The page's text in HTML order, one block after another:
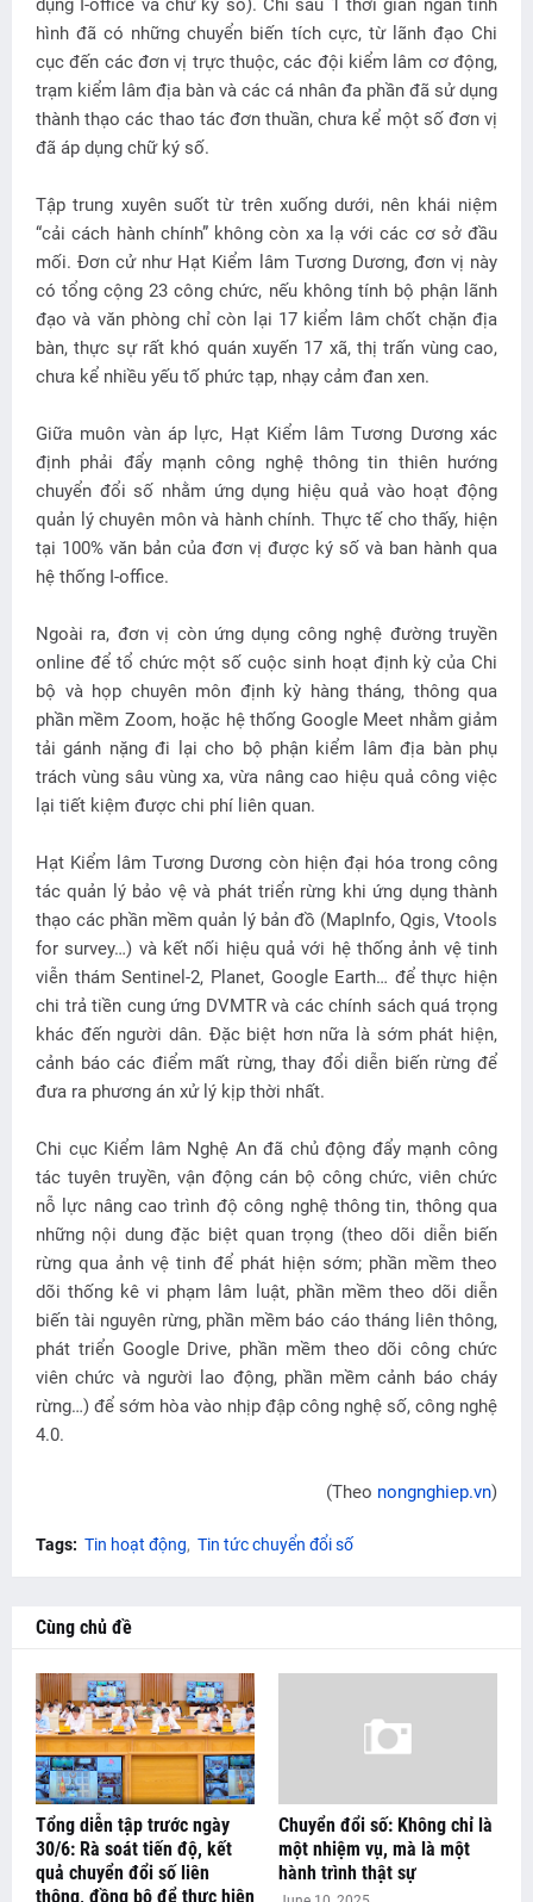
dụng I-office và chữ kỹ số). Chỉ sau 1 thời gian ngắn tình
hình đã có những chuyển biến tích cực, từ lãnh đạo Chi
cục đến các đơn vị trực thuộc, các đội kiểm lâm cơ động,
trạm kiểm lâm địa bàn và các cá nhân đa phần đã sử dụng
thành thạo các thao tác đơn thuần, chưa kể một số đơn vị
đã áp dụng chữ ký số.
Tập trung xuyên suốt từ trên xuống dưới, nên khái niệm
“cải cách hành chính” không còn xa lạ với các cơ sở đầu
mối. Đơn cử như Hạt Kiểm lâm Tương Dương, đơn vị này
có tổng cộng 23 công chức, nếu không tính bộ phận lãnh
đạo và văn phòng chỉ còn lại 17 kiểm lâm chốt chặn địa
bàn, thực sự rất khó quán xuyến 17 xã, thị trấn vùng cao,
chưa kể nhiều yếu tố phức tạp, nhạy cảm đan xen.
Giữa muôn vàn áp lực, Hạt Kiểm lâm Tương Dương xác
định phải đẩy mạnh công nghệ thông tin thiên hướng
chuyển đổi số nhằm ứng dụng hiệu quả vào hoạt động
quản lý chuyên môn và hành chính. Thực tế cho thấy, hiện
tại 100% văn bản của đơn vị được ký số và ban hành qua
hệ thống I-office.
Ngoài ra, đơn vị còn ứng dụng công nghệ đường truyền
online để tổ chức một số cuộc sinh hoạt định kỳ của Chi
bộ và họp chuyên môn định kỳ hàng tháng, thông qua
phần mềm Zoom, hoặc hệ thống Google Meet nhằm giảm
tải gánh nặng đi lại cho bộ phận kiểm lâm địa bàn phụ
trách vùng sâu vùng xa, vừa nâng cao hiệu quả công việc
lại tiết kiệm được chi phí liên quan.
Hạt Kiểm lâm Tương Dương còn hiện đại hóa trong công
tác quản lý bảo vệ và phát triển rừng khi ứng dụng thành
thạo các phần mềm quản lý bản đồ (MapInfo, Qgis, Vtools
for survey…) và kết nối hiệu quả với hệ thống ảnh vệ tinh
viễn thám Sentinel-2, Planet, Google Earth… để thực hiện
chi trả tiền cung ứng DVMTR và các chính sách quá trọng
khác đến người dân. Đặc biệt hơn nữa là sớm phát hiện,
cảnh báo các điểm mất rừng, thay đổi diễn biến rừng để
đưa ra phương án xử lý kịp thời nhất.
Chi cục Kiểm lâm Nghệ An đã chủ động đẩy mạnh công
tác tuyên truyền, vận động cán bộ công chức, viên chức
nỗ lực nâng cao trình độ công nghệ thông tin, thông qua
những nội dung đặc biệt quan trọng (theo dõi diễn biến
rừng qua ảnh vệ tinh để phát hiện sớm; phần mềm theo
dõi thống kê vi phạm lâm luật, phần mềm theo dõi diễn
biến tài nguyên rừng, phần mềm báo cáo tháng liên thông,
phát triển Google Drive, phần mềm theo dõi công chức
viên chức và người lao động, phần mềm cảnh báo cháy
rừng…) để sớm hòa vào nhịp đập công nghệ số, công nghệ
4.0.
(Theo nongnghiep.vn)
Tags: Tin hoạt động Tin tức chuyển đổi số
Cùng chủ đề
Tổng diễn tập trước ngày
30/6: Rà soát tiến độ, kết
quả chuyển đổi số liên
thông, đồng bộ để thực hiện
Chuyển đổi số: Không chỉ là
một nhiệm vụ, mà là một
hành trình thật sự